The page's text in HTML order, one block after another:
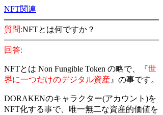
NFT関連
質問:NFTとは何ですか？
回答:
NFTとは Non Fungible Token の略で、『世
界に一つだけのデジタル資産 』の事です。
DORAKENのキャラクター(アカウント)を
NFT化する事で、唯一無二な資産的価値を